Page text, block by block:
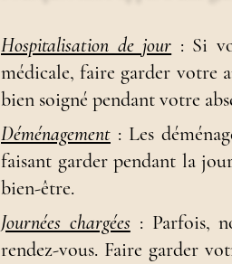
Hospitalisation de jour : Si
médicale, faire garder votre
bien soigné pendant votre
Déménagement : Les
faisant garder pendant la
bien-être.
Journées chargées: Parfois,
rendez-vous. Faire garder